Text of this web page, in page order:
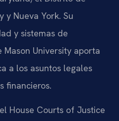
y Nueva York. Su
y sistemas de
University aporta
a los asuntos legales
financieros.
House Courts of Justice